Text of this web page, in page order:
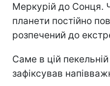
Меркурій до Сонця.
планети постійно
розпечений до
Саме в цій
зафіксував